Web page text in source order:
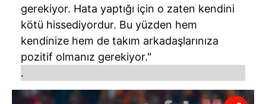
gerekiyor. Hata yaptığı için o zaten kendini
kötü hissediyordur. Bu yüzden hem
kendinize hem de takım arkadaşlarınıza
pozitif olmanız gerekiyor."
.